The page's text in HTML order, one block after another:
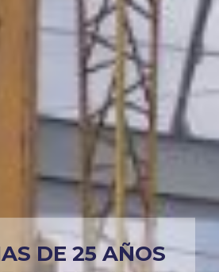
DE 25 AÑOS